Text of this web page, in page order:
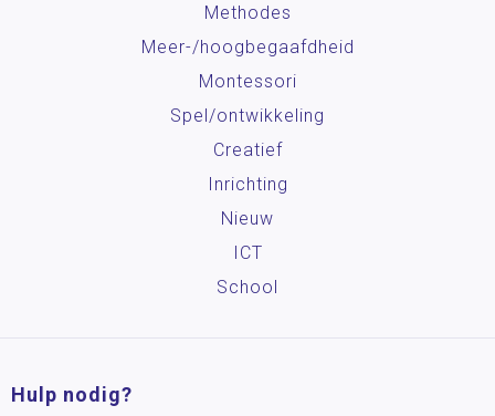
Methodes
Meer-/hoog­begaafdheid
Montessori
Spel/ontwikkeling
Creatief
Inrichting
Nieuw
ICT
School
Hulp nodig?